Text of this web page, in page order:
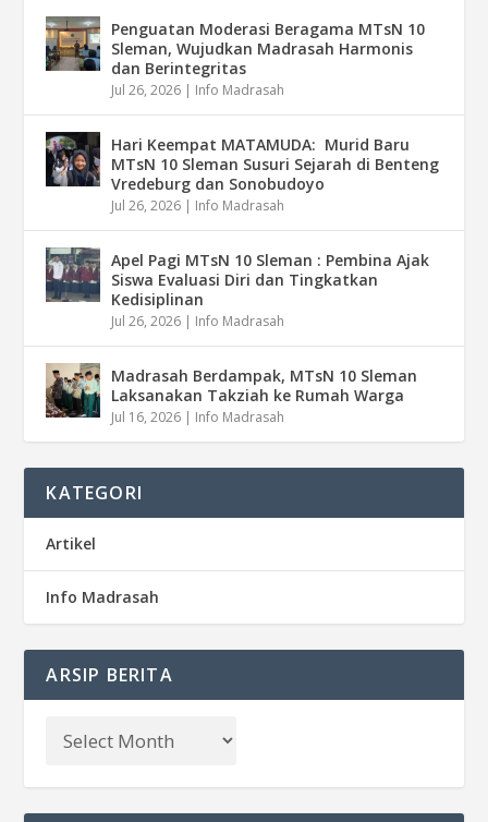
Penguatan Moderasi Beragama MTsN 10
Sleman, Wujudkan Madrasah Harmonis
dan Berintegritas
Jul 26, 2026 | Info Madrasah
Hari Keempat MATAMUDA: Murid Baru
MTsN 10 Sleman Susuri Sejarah di Benteng
Vredeburg dan Sonobudoyo
Jul 26, 2026 | Info Madrasah
Apel Pagi MTsN 10 Sleman : Pembina Ajak
Siswa Evaluasi Diri dan Tingkatkan
Kedisiplinan
Jul 26, 2026 | Info Madrasah
Madrasah Berdampak, MTsN 10 Sleman
Laksanakan Takziah ke Rumah Warga
Jul 16, 2026 | Info Madrasah
KATEGORI
Artikel
Info Madrasah
ARSIP BERITA